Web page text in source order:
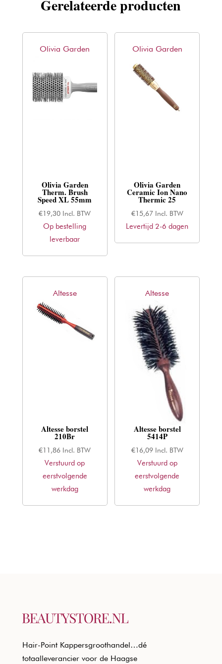
Gerelateerde producten
Olivia Garden
Olivia Garden
Therm. Brush
Speed XL 55mm
€19,30 Incl. BTW
Op bestelling
leverbaar
Olivia Garden
Olivia Garden
Ceramic Ion Nano
Thermic 25
€15,67 Incl. BTW
Levertijd 2-6 dagen
Altesse
Altesse borstel
210Br
€11,86 Incl. BTW
Verstuurd op
eerstvolgende
werkdag
Altesse
Altesse borstel
5414P
€16,09 Incl. BTW
Verstuurd op
eerstvolgende
werkdag
Hair-Point Kappersgroothandel…dé
totaalleverancier voor de Haagse